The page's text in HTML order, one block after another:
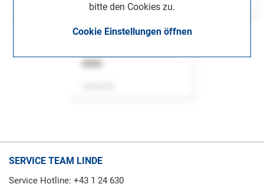
bitte den Cookies zu.
Cookie Einstellungen öffnen
SERVICE TEAM LINDE
Service Hotline: +43 1 24 630